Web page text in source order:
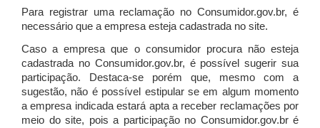
Para registrar uma reclamação no Consumidor.gov.br, é
necessário que a empresa esteja cadastrada no site.
Caso a empresa que o consumidor procura não esteja
cadastrada no Consumidor.gov.br, é possível sugerir sua
participação. Destaca-se porém que, mesmo com a
sugestão, não é possível estipular se em algum momento
a empresa indicada estará apta a receber reclamações por
meio do site, pois a participação no Consumidor.gov.br é